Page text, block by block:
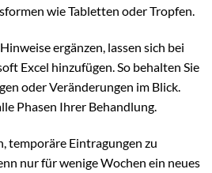
wie Tabletten oder Tropfen.
ergänzen, lassen sich bei
Excel hinzufügen. So behalten Sie
oder Veränderungen im Blick.
Phasen Ihrer Behandlung.
temporäre Eintragungen zu
nur für wenige Wochen ein neues